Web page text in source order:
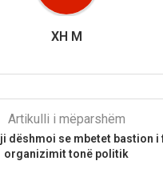
XH M
Artikulli i mëparshëm
dëshmoi se mbetet bastion i
organizimit tonë politik